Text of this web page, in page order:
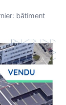
bâtiment